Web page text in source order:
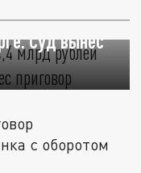
4,4 млрд
Суд вынес
с оборотом